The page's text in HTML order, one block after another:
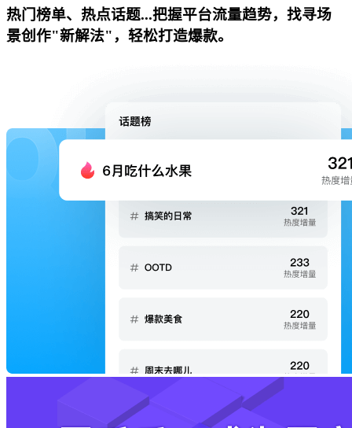
热门榜单、热点话题...把握平台流量趋势，找寻场
景创作"新解法"，轻松打造爆款。